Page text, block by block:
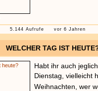
5.144 Aufrufe vor 6 Jahren
WELCHER TAG IST
Habt ihr auch
Dienstag, vielleicht
Weihnachten, wer